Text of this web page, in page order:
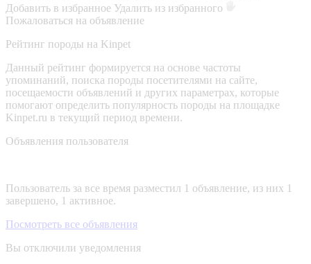
Добавить в избранное Удалить из избранного
Пожаловаться на объявление
Рейтинг породы на Kinpet
Данный рейтинг формируется на основе частоты
упоминаний, поиска породы посетителями на сайте,
посещаемости объявлений и других параметрах, которые
помогают определить популярность породы на площадке
Kinpet.ru в текущий период времени.
Объявления пользователя
Пользователь за все время разместил 1 объявление, из них 1
завершено, 1 активное.
Посмотреть все объявления
Вы отключили уведомления